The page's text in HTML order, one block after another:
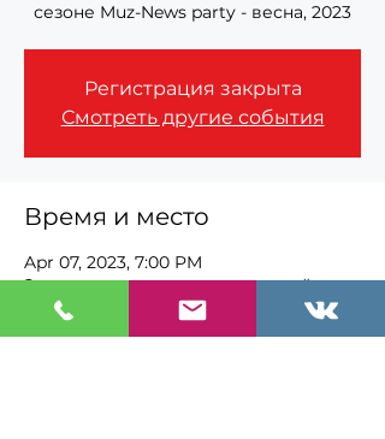
сезоне Muz-News party - весна, 2023
Регистрация закрыта
Смотреть другие события
Время и место
Apr 07, 2023, 7:00 PM
Заявка на участие в концертной
программе